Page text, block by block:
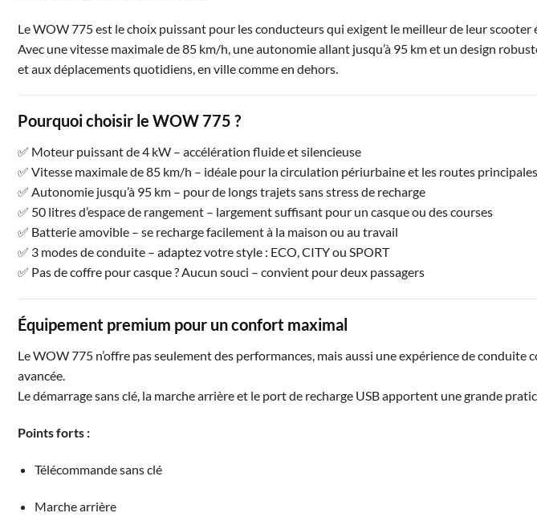
Le WOW 775 est le choix puissant pour les conducteurs qui exigent le meilleur de leur scooter
Avec une vitesse maximale de 85 km/h, une autonomie allant jusqu’à 95 km et un design
et aux déplacements quotidiens, en ville comme en dehors.
Pourquoi choisir le WOW 775 ?
✅ Moteur puissant de 4 kW – accélération fluide et silencieuse
✅ Vitesse maximale de 85 km/h – idéale pour la circulation périurbaine et les routes principales
✅ Autonomie jusqu’à 95 km – pour de longs trajets sans stress de recharge
✅ 50 litres d’espace de rangement – largement suffisant pour un casque ou des courses
✅ Batterie amovible – se recharge facilement à la maison ou au travail
✅ 3 modes de conduite – adaptez votre style : ECO, CITY ou SPORT
✅ Pas de coffre pour casque ? Aucun souci – convient pour deux passagers
Équipement premium pour un confort maximal
Le WOW 775 n’offre pas seulement des performances, mais aussi une expérience de
avancée.
Le démarrage sans clé, la marche arrière et le port de recharge USB apportent une grande
Points forts :
Télécommande sans clé
Marche arrière